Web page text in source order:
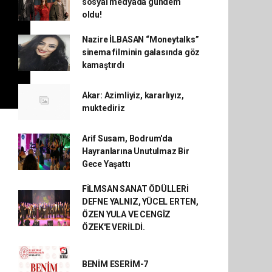
oldu!
Nazire İLBASAN “Moneytalks”
sinema filminin galasında göz
kamaştırdı
Akar: Azimliyiz, kararlıyız,
muktediriz
Arif Susam, Bodrum'da
Hayranlarına Unutulmaz Bir
Gece Yaşattı
FİLMSAN SANAT ÖDÜLLERİ
DEFNE YALNIZ, YÜCEL ERTEN,
ÖZEN YULA VE CENGİZ
ÖZEK'E VERİLDİ.
BENİM ESERİM-7